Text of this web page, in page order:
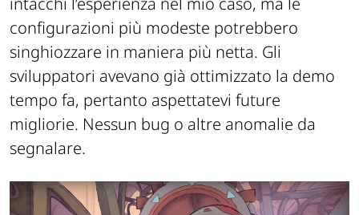
configurazioni più modeste potrebbero
singhiozzare in maniera più netta. Gli
sviluppatori avevano già ottimizzato la demo
tempo fa, pertanto aspettatevi future
migliorie. Nessun bug o altre anomalie da
segnalare.